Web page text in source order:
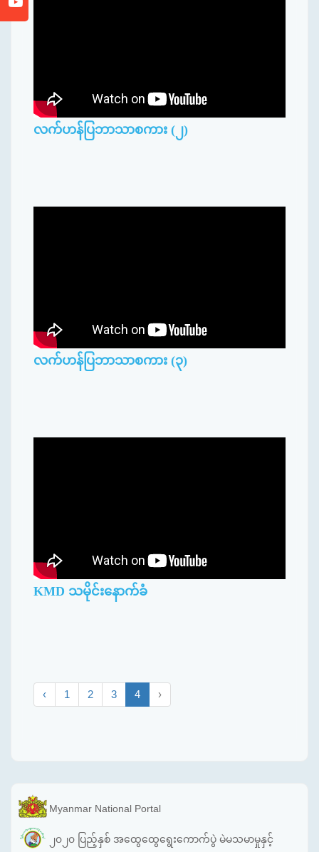
လက်ဟန်ပြဘာသာစကား (၂)
လက်ဟန်ပြဘာသာစကား (၃)
KMD သမိုင်းနောက်ခံ
‹ 1 2 3 4 ›
Myanmar National Portal
၂၀၂၀ ပြည့်နှစ် အထွေထွေရွေးကောက်ပွဲ မဲမသမာမှုနှင့်